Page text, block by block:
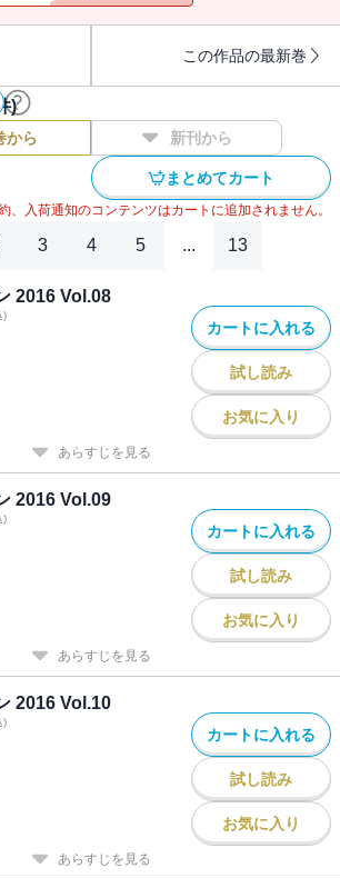
のひとりごと」原作：日向夏（ヒーロー文庫
） 作画：ねこクラゲ 構成：七緒一綺 キ
うこ／「獄卒クラーケン」原作：タカヒ
モスクワ2160」原作：蝸牛くも(GA文庫/SB
画：関根光太郎 キャラクター原案：神奈月
ヤー」原作：蝸牛くも（GA文庫／SBクリエイ
瀬浩介 キャラクター原案：神奈月昇／「ス
ふたり」地主／「ルビー・オンザ・ケーキ
不良少年に飯を食わす」まじさわ／「はじめ
「Ubel Blatt II 死せる王の騎士団」塩野干支
マーメイドガールズ」原作：深見真 作画：
ユ the dawn of age」原作：小林立 作画：五
」原案：小林立 漫画：めきめき／「春雨エ
／「父は英雄、母は精霊、娘の私は転生
ドカワBOOKS） 作画：大堀ユタカ キャラ
「ばっこ」烏丸渡／「ハイスコアガール
EXPERIENCE ジミなわたしとヘンな
田一八／「ゆるすいんぐ」原作：さらぞ
この作品の最新巻
)
から 新刊から
まとめてカート
、入荷通知のコンテンツはカートに追加されません。
3 4 5 ... 13
2016 Vol.08
)
カートに入れる
試し読み
お気に入り
あらすじを見る
2016 Vol.09
)
カートに入れる
試し読み
お気に入り
あらすじを見る
2016 Vol.10
)
カートに入れる
試し読み
お気に入り
あらすじを見る